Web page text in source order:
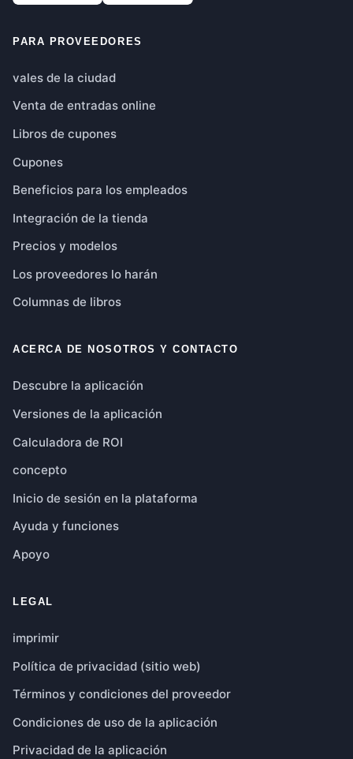
PARA PROVEEDORES
vales de la ciudad
Venta de entradas online
Libros de cupones
Cupones
Beneficios para los empleados
Integración de la tienda
Precios y modelos
Los proveedores lo harán
Columnas de libros
ACERCA DE NOSOTROS Y CONTACTO
Descubre la aplicación
Versiones de la aplicación
Calculadora de ROI
concepto
Inicio de sesión en la plataforma
Ayuda y funciones
Apoyo
LEGAL
imprimir
Política de privacidad (sitio web)
Términos y condiciones del proveedor
Condiciones de uso de la aplicación
Privacidad de la aplicación